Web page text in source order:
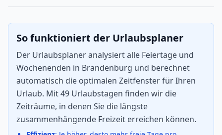
So funktioniert der Urlaubsplaner
Der Urlaubsplaner analysiert alle Feiertage und
Wochenenden in Brandenburg und berechnet
automatisch die optimalen Zeitfenster für Ihren
Urlaub. Mit 49 Urlaubstagen finden wir die
Zeiträume, in denen Sie die längste
zusammenhängende Freizeit erreichen können.